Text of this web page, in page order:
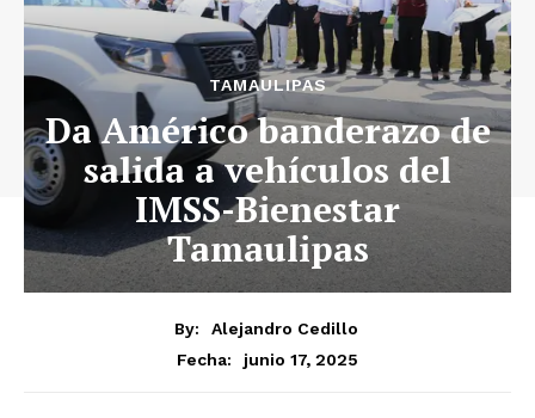
TAMAULIPAS
Da Américo banderazo de
salida a vehículos del
IMSS-Bienestar
Tamaulipas
By:
Alejandro Cedillo
Fecha:
junio 17, 2025